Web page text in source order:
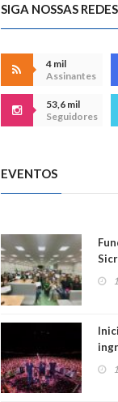
SIGA NOSSAS REDES
4 mil
Assinantes
53,6 mil
Seguidores
EVENTOS
do